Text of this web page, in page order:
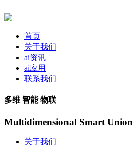
首页
关于我们
ai资讯
ai应用
联系我们
多维 智能 物联
Multidimensional Smart Union
关于我们